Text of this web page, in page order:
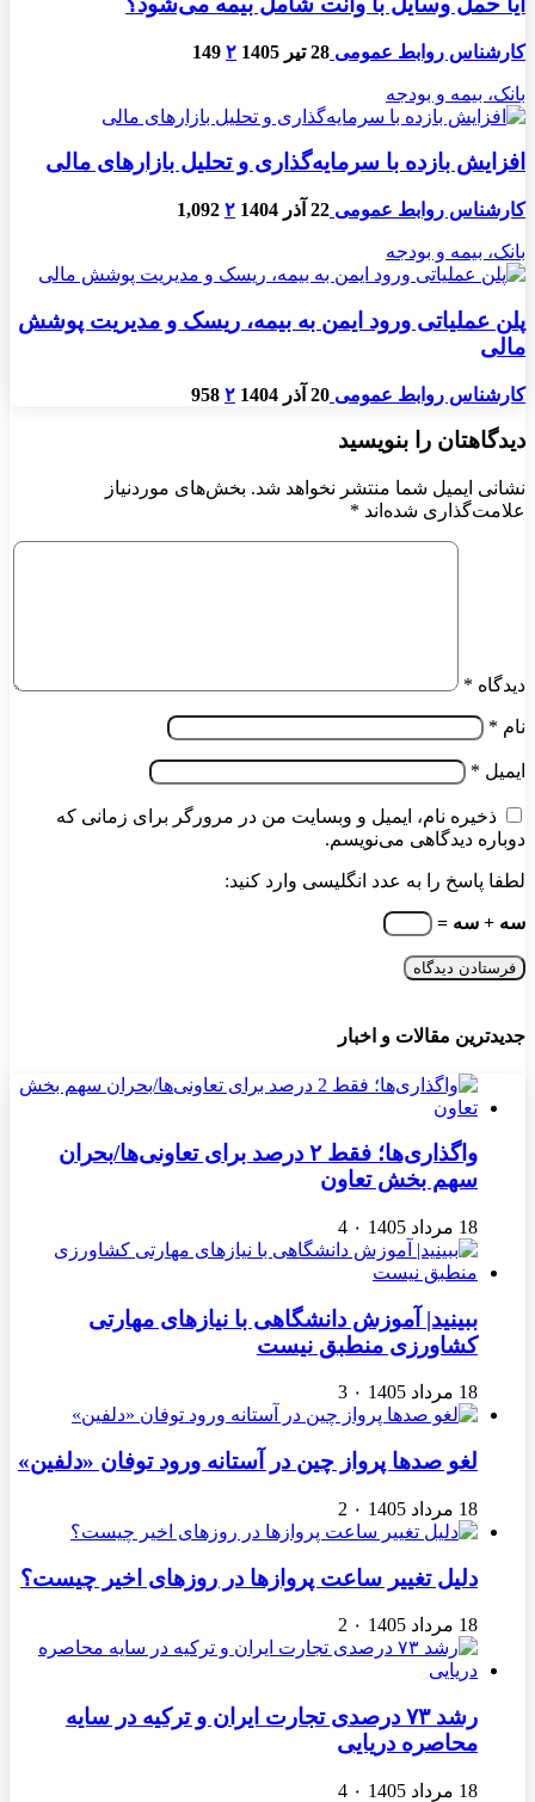
کارشناس روابط عمومی 28 تیر 1405 ۲ 149
بانک، بیمه و بودجه
افزایش بازده با سرمایه‌گذاری و تحلیل بازارهای مالی
کارشناس روابط عمومی 22 آذر 1404 ۲ 1,092
بانک، بیمه و بودجه
پلن عملیاتی ورود ایمن به بیمه، ریسک و مدیریت پوشش
مالی
کارشناس روابط عمومی 20 آذر 1404 ۲ 958
دیدگاهتان را بنویسید
نشانی ایمیل شما منتشر نخواهد شد. بخش‌های موردنیاز
علامت‌گذاری شده‌اند *
دیدگاه *
نام *
ایمیل *
ذخیره نام، ایمیل و وبسایت من در مرورگر برای زمانی که
دوباره دیدگاهی می‌نویسم.
لطفا پاسخ را به عدد انگلیسی وارد کنید:
سه + سه =
جدیدترین مقالات و اخبار
واگذاری‌ها؛ فقط ۲ درصد برای تعاونی‌ها/بحران
سهم بخش تعاون
18 مرداد 1405 ۰ 4
ببینید| آموزش دانشگاهی با نیازهای مهارتی
کشاورزی منطبق نیست
18 مرداد 1405 ۰ 3
لغو صدها پرواز چین در آستانه ورود توفان «دلفین»
18 مرداد 1405 ۰ 2
دلیل تغییر ساعت پروازها در روزهای اخیر چیست؟
18 مرداد 1405 ۰ 2
رشد ۷۳ درصدی تجارت ایران و ترکیه در سایه
محاصره دریایی
18 مرداد 1405 ۰ 4